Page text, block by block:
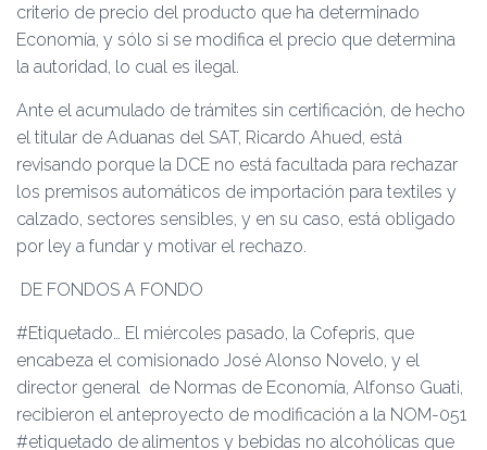
criterio de precio del producto que ha determinado
Economía, y sólo si se modifica el precio que determina
la autoridad, lo cual es ilegal.
Ante el acumulado de trámites sin certificación, de hecho
el titular de Aduanas del SAT, Ricardo Ahued, está
revisando porque la DCE no está facultada para rechazar
los premisos automáticos de importación para textiles y
calzado, sectores sensibles, y en su caso, está obligado
por ley a fundar y motivar el rechazo.
DE FONDOS A FONDO
#Etiquetado… El miércoles pasado, la Cofepris, que
encabeza el comisionado José Alonso Novelo, y el
director general de Normas de Economía, Alfonso Guati,
recibieron el anteproyecto de modificación a la NOM-051
#etiquetado de alimentos y bebidas no alcohólicas que